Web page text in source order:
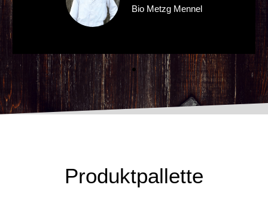
Bio Metzg Mennel
Produktpallette